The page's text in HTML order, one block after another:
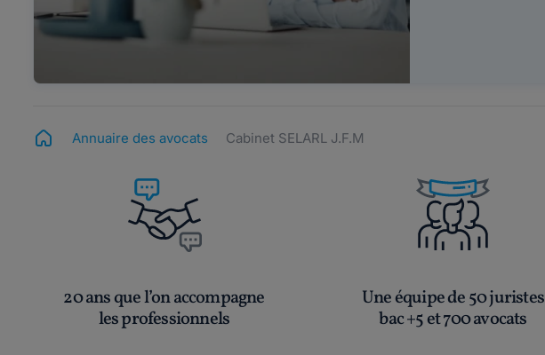
Annuaire des avocats Cabinet SELARL J.F.M
20 ans que l’on accompagne
les professionnels
Une équipe de 50 juristes
bac +5 et 700 avocats